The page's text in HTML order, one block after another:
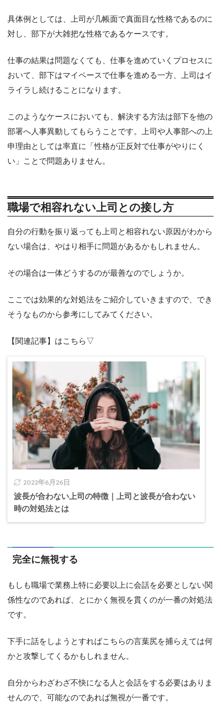
具体例としては、上司が几帳面で真面目な性格であるのに
対し、部下が大雑把な性格であるケースです。
仕事の結果は問題なくても、仕事を進めていくプロセスに
おいて、部下はマイペースで仕事を進める一方、上司はイ
ライラし続けることになります。
このようなケースにおいても、解決する方法は部下を他の
部署へ人事異動してもらうことです。上司や人事部への上
申理由としては率直に「性格が正反対で仕事がやりにく
い」ことで問題ありません。
職場で相容れない上司との接し方
自分の行動を振り返っても上司と相容れない原因がわから
ない場合は、やはり相手に問題があるかもしれません。
その場合は一体どうするのが最善なのでしょうか。
ここでは効果的な対処法をご紹介していきますので、でき
そうなものから参考にしてみてください。
【関連記事】はこちら▽
2022年6月26日
波長が合わない上司の特徴｜上司と波長が合わない
時の対処法とは
完全に無視する
もしも職場で業務上特に必要以上に会話を必要としない関
係性なのであれば、とにかく無視を貫くのが一番の対処法
です。
下手に話をしようとすればこちらの言葉尻を捕らえては何
かと攻撃してくるかもしれません。
自分からわざわざ不快になる人と会話をする必要はありま
せんので、可能なのであれば無視が一番です。